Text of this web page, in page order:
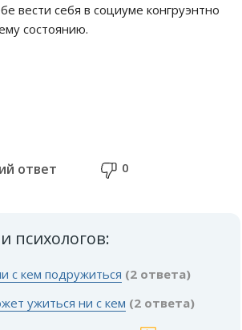
вести себя в социуме конгруэнтно
состоянию.
ответ 0
психологов:
с кем подружиться (2 ответа)
ужиться ни с кем (2 ответа)